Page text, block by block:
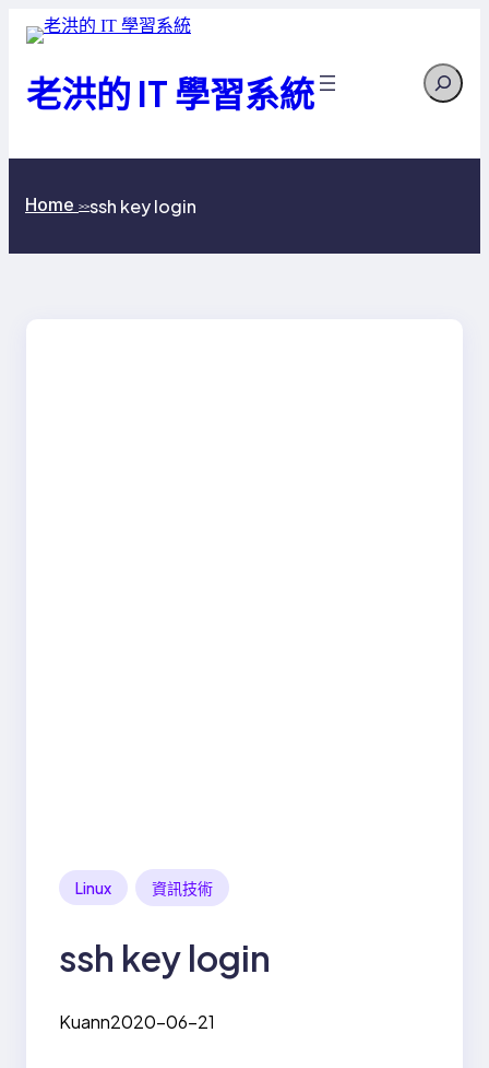
老洪的 IT 學習系統 Search
Home >>ssh key login
Linux 資訊技術
ssh key login
Kuann2020-06-21